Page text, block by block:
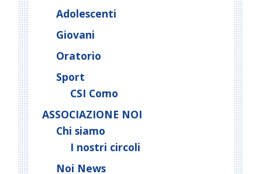
Adolescenti
Giovani
Oratorio
Sport
CSI Como
ASSOCIAZIONE NOI
Chi siamo
I nostri circoli
Noi News